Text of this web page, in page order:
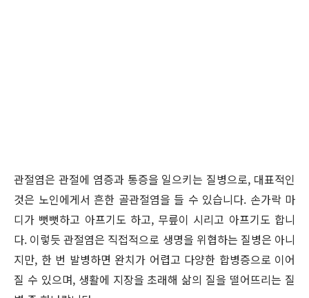
관절염은 관절에 염증과 통증을 일으키는 질병으로, 대표적인
것은 노인에게서 흔한 골관절염을 들 수 있습니다. 손가락 마
디가 뻣뻣하고 아프기도 하고, 무릎이 시리고 아프기도 합니
다. 이렇듯 관절염은 직접적으로 생명을 위협하는 질병은 아니
지만, 한 번 발병하면 완치가 어렵고 다양한 합병증으로 이어
질 수 있으며, 생활에 지장을 초래해 삶의 질을 떨어뜨리는 질